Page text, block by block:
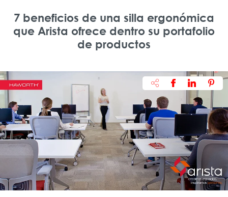
7 beneficios de una silla ergonómica
que Arista ofrece dentro su portafolio
de productos